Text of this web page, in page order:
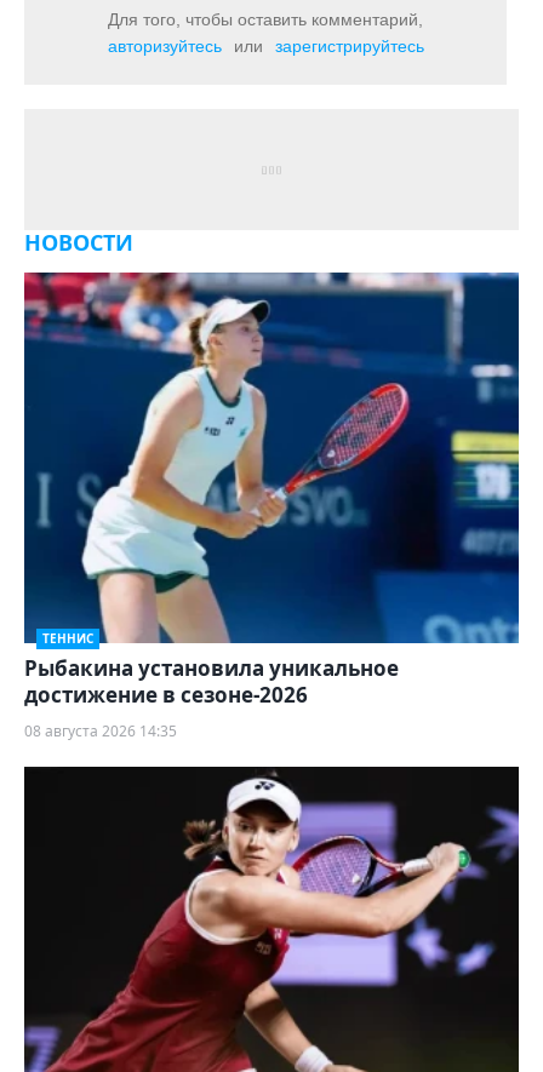
Для того, чтобы оставить комментарий,
авторизуйтесь
или зарегистрируйтесь
НОВОСТИ
ТЕННИС
Рыбакина установила уникальное
достижение в сезоне-2026
08 августа 2026 14:35